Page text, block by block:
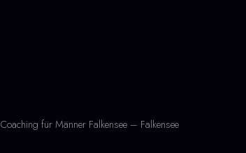
Coaching für Männer Falkensee – Falkensee